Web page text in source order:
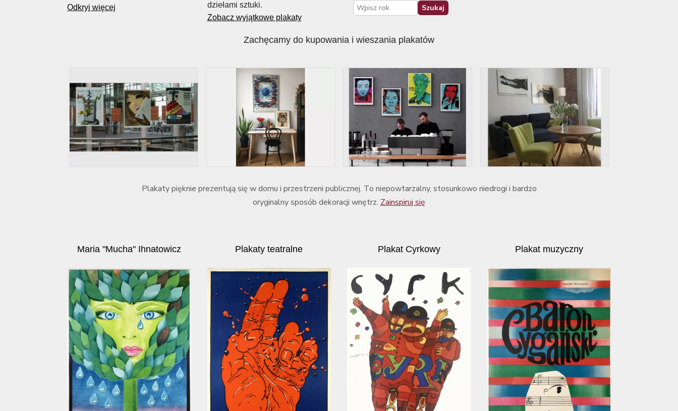
Odkryj więcej
dziełami sztuki.
Zobacz wyjątkowe plakaty
Rok Szukaj
Zachęcamy do kupowania i wieszania plakatów
Plakaty pięknie prezentują się w domu i przestrzeni publicznej. To niepowtarzalny, stosunkowo niedrogi i bardzo
oryginalny sposób dekoracji wnętrz. Zainspiruj się
Maria "Mucha" Ihnatowicz Plakaty teatralne Plakat Cyrkowy Plakat muzyczny